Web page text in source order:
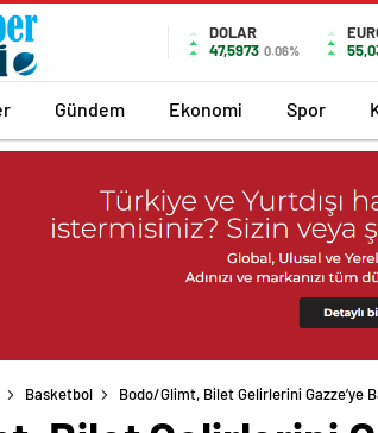
DOLAR
47,5973 0.06%
Gündem Ekonomi Spor
Basketbol Bodo/Glimt, Bilet Gelirlerini Gazze’ye